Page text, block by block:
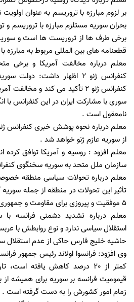
بر لزوم مبارزه با تروریسم به عنوان
بحران سوریه مستلزم مبارزه با تروریسم
برخی طرف ها از تروریست ها است و سوریه
قطعنامه های بین المللی مربوط به مبارزه
معلم درباره مخالفت آمریکا و برخی
کنفرانس ژنو 2 اظهار داشت:
کنفرانس ژنو 2 تأکید می کند و
سوری با مشارکت ایران در این کنفرانس با
نامعقول است .
از سوریه عازم ژنو خواهد شد .
معلم افزود : روسیه و آمریکا توافق کرده
سازمان ملل متحد به سوریه سخنگوی کنفرانس
5 موفقیت و پیروزی برای مقاومت و جمهوری اسلامی ایران بود .
معلم درباره تشدید دشمنی فرانسه با
استقلال سیاسی ندارد و نوع روابطش با
حاشیه خلیج فارس حاکی از عدم استقلال
وی افزود: فرانسوا اولاند رئیس جمهور
کمتر از 20 درصد کاهش یافته
قیمومیت فرانسه بر سوریه برای همیشه
زمام امور کشورش را به دست گرفته است .